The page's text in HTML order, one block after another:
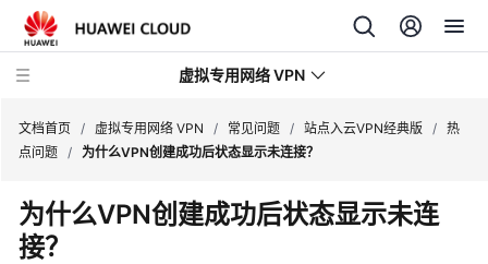
虚拟专用网络 VPN
最
新
动
文档首页 / 虚拟专用网络 VPN / 常见问题 / 站点入云VPN经典版 / 热
点问题 / 为什么VPN创建成功后状态显示未连接？
为什么VPN创建成功后状态显示未连
接？